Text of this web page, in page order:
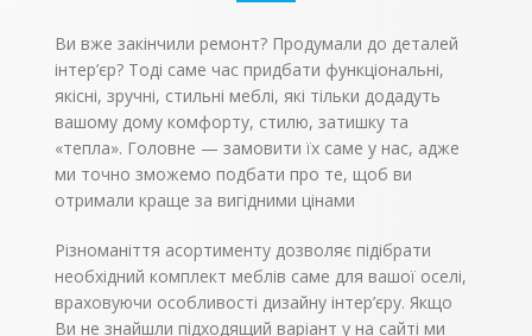
письмовий стіл
поступиться місцем в
кімнаті
комп’ютерному. У
будь-якому випадку,
асортимент моделей в
ламінованого ДСП
дозволить купити
підходить для вашого
інтер’єру.
на спеціальних ніжках,
які захищають
підлогове покриття.
На фото
представлений лівий
варіант стола.
Ви вже закінчили ремонт? Продумали до деталей
інтер’єр? Тоді саме час придбати функціональні,
якісні, зручні, стильні меблі, які тільки додадуть
вашому дому комфорту, стилю, затишку та
«тепла». Головне — замовити їх саме у нас, адже
ми точно зможемо подбати про те, щоб ви
отримали краще за вигідними цінами
Різноманіття асортименту дозволяє підібрати
необхідний комплект меблів саме для вашої оселі,
враховуючи особливості дизайну інтер’єру. Якщо
Ви не знайшли підходящий варіант у на сайті ми